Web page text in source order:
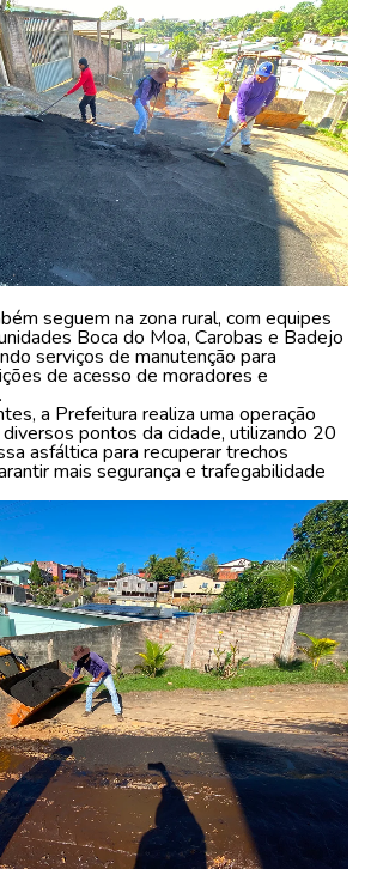
seguem na zona rural, com equipes
Boca do Moa, Carobas e Badejo
serviços de manutenção para
de acesso de moradores e
a Prefeitura realiza uma operação
pontos da cidade, utilizando 20
asfáltica para recuperar trechos
mais segurança e trafegabilidade